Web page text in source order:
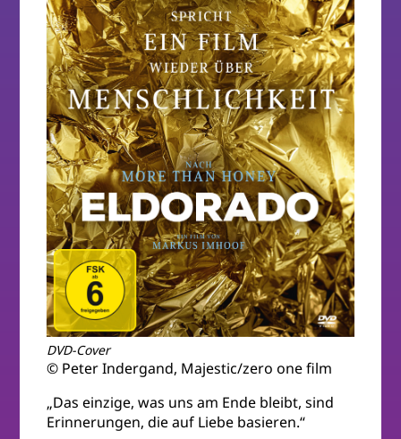
DVD-Cover
© Peter Indergand, Majestic/zero one film
„Das einzige, was uns am Ende bleibt, sind
Erinnerungen, die auf Liebe basieren.“